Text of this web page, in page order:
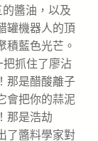
的醬油，以及
罐機器人的頂
積藍色光芒。
抓住了廖沾
那是醋酸離子
會把你的蒜泥
那是浩劫
了醬料學家對